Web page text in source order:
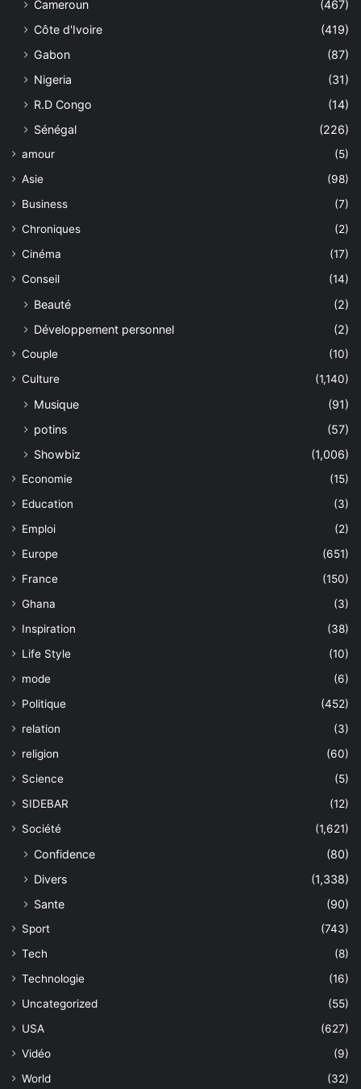
Cameroun
(467)
Côte d'Ivoire
(419)
Gabon
(87)
Nigeria
(31)
R.D Congo
(14)
Sénégal
(226)
amour
(5)
Asie
(98)
Business
(7)
Chroniques
(2)
Cinéma
(17)
Conseil
(14)
Beauté
(2)
Développement personnel
(2)
Couple
(10)
Culture
(1,140)
Musique
(91)
potins
(57)
Showbiz
(1,006)
Economie
(15)
Education
(3)
Emploi
(2)
Europe
(651)
France
(150)
Ghana
(3)
Inspiration
(38)
Life Style
(10)
mode
(6)
Politique
(452)
relation
(3)
religion
(60)
Science
(5)
SIDEBAR
(12)
Société
(1,621)
Confidence
(80)
Divers
(1,338)
Sante
(90)
Sport
(743)
Tech
(8)
Technologie
(16)
Uncategorized
(55)
USA
(627)
Vidéo
(9)
World
(32)